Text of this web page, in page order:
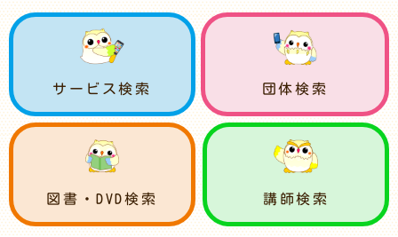
サービス検索 団体検索
図書・DVD検索 講師検索